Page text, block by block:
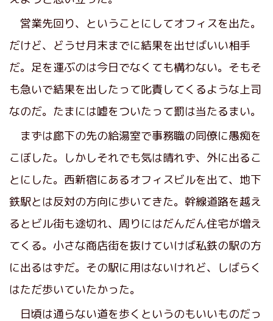
営業先回り、ということにしてオフィスを出た。
だけど、どうせ月末までに結果を出せばいい相手
だ。足を運ぶのは今日でなくても構わない。そもそ
も急いで結果を出したって叱責してくるような上司
なのだ。たまには嘘をついたって罰は当たるまい。
まずは廊下の先の給湯室で事務職の同僚に愚痴を
こぼした。しかしそれでも気は晴れず、外に出るこ
とにした。西新宿にあるオフィスビルを出て、地下
鉄駅とは反対の方向に歩いてきた。幹線道路を越え
るとビル街も途切れ、周りにはだんだん住宅が増え
てくる。小さな商店街を抜けていけば私鉄の駅の方
に出るはずだ。その駅に用はないけれど、しばらく
はただ歩いていたかった。
日頃は通らない道を歩くというのもいいものだっ